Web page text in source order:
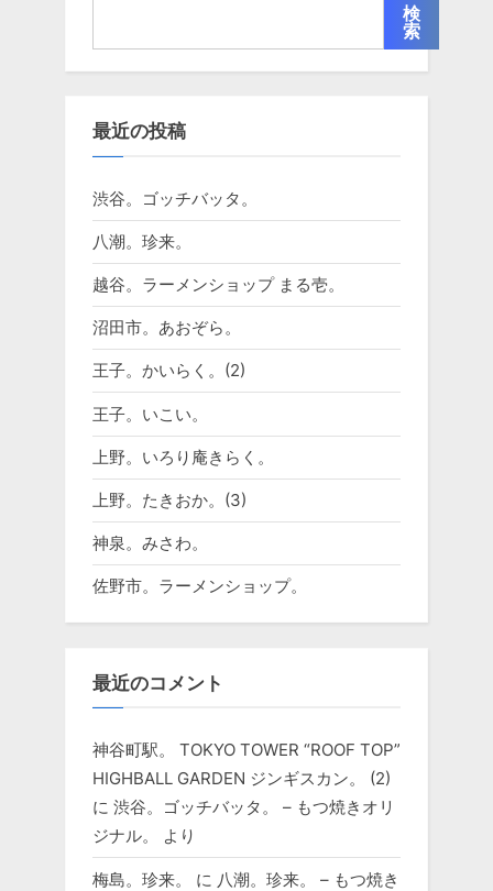
検
索
最近の投稿
渋谷。ゴッチバッタ。
八潮。珍来。
越谷。ラーメンショップ まる壱。
沼田市。あおぞら。
王子。かいらく。(2)
王子。いこい。
上野。いろり庵きらく。
上野。たきおか。(3)
神泉。みさわ。
佐野市。ラーメンショップ。
最近のコメント
神谷町駅。 TOKYO TOWER “ROOF TOP”
HIGHBALL GARDEN ジンギスカン。 (2)
に 渋谷。ゴッチバッタ。 – もつ焼きオリ
ジナル。
より
梅島。珍来。 に 八潮。珍来。 – もつ焼き